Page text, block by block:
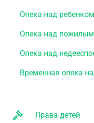
Опека над ребенком
Опека над
Опека над
Временная опека
Права детей